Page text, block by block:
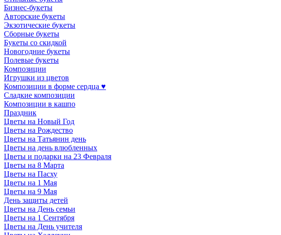
Бизнес-букеты
Авторские букеты
Экзотические букеты
Сборные букеты
Букеты со скидкой
Новогодние букеты
Полевые букеты
Композиции
Игрушки из цветов
Композиции в форме сердца ♥
Сладкие композиции
Композиции в кашпо
Праздник
Цветы на Новый Год
Цветы на Рождество
Цветы на Татьянин день
Цветы на день влюбленных
Цветы и подарки на 23 Февраля
Цветы на 8 Марта
Цветы на Пасху
Цветы на 1 Мая
Цветы на 9 Мая
День защиты детей
Цветы на День семьи
Цветы на 1 Сентября
Цветы на День учителя